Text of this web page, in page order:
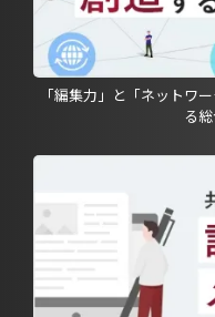
「編集力」と「ネットワ
る